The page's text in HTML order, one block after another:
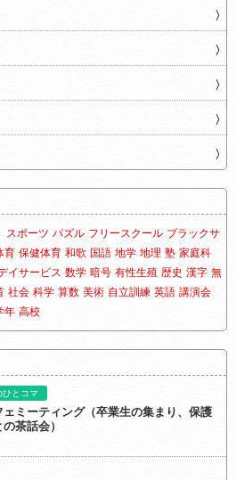
スポーツ パズル フリースクール ブラックサ
育 保健体育 和歌 国語 地学 地理 塾 家庭科
イサービス 数学 暗号 有性生殖 歴史 漢字 無
社会 科学 算数 美術 自立訓練 英語 講演会
年 高校
ひとコマ
ミーティング（卒業生の集まり、保護
茶話会）